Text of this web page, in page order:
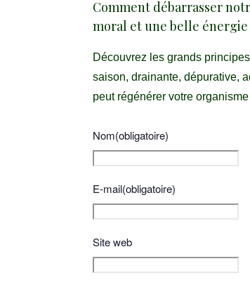
Comment débarrasser
moral et une belle énergie
Découvrez les grands
saison, drainante, dépurative,
peut régénérer votre organisme
Nom(obligatoire)
E-mail(obligatoire)
Site web